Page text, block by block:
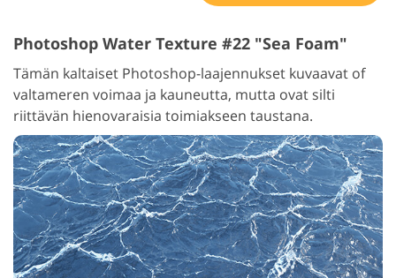
Photoshop Water Texture #22 "Sea Foam"
Tämän kaltaiset Photoshop-laajennukset kuvaavat of
valtameren voimaa ja kauneutta, mutta ovat silti
riittävän hienovaraisia toimiakseen taustana.